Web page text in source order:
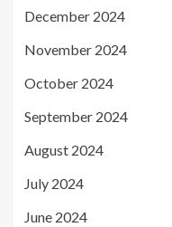
December 2024
November 2024
October 2024
September 2024
August 2024
July 2024
June 2024